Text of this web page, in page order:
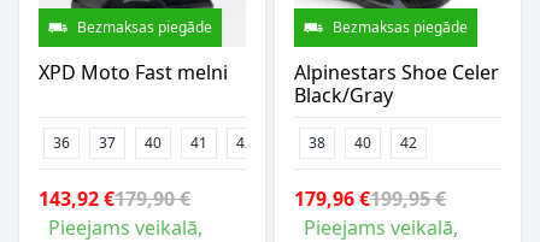
Bezmaksas piegāde
XPD Moto Fast melni
36 37 40 41 42
143,92 €179,90 €
Pieejams veikalā,
Bezmaksas piegāde
Alpinestars Shoe Celer
Black/Gray
38 40 42
179,96 €199,95 €
Pieejams veikalā,